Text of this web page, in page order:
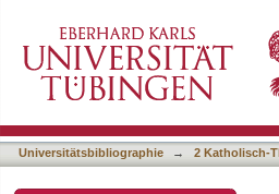
Universitätsbibliographie → 2 Katholisch-